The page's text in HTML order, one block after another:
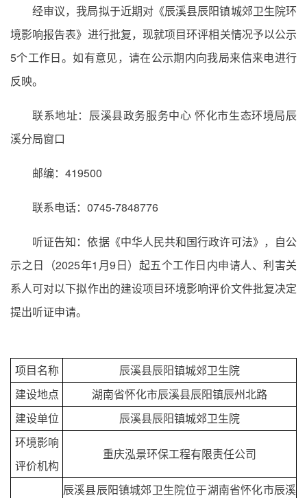
经审议，我局拟于近期对《辰溪县辰阳镇城郊卫生院环
境影响报告表》进行批复，现就项目环评相关情况予以公示
5个工作日。如有意见，请在公示期内向我局来信来电进行
反映。
联系地址：辰溪县政务服务中心 怀化市生态环境局辰
溪分局窗口
邮编：419500
联系电话：0745-7848776
听证告知：依据《中华人民共和国行政许可法》，自公
示之日（2025年1月9日）起五个工作日内申请人、利害关
系人可对以下拟作出的建设项目环境影响评价文件批复决定
提出听证申请。
项目名称
辰溪县辰阳镇城郊卫生院
建设地点
湖南省怀化市辰溪县辰阳镇辰州北路
建设单位
辰溪县辰阳镇城郊卫生院
环境影响
评价机构
重庆泓景环保工程有限责任公司
辰溪县辰阳镇城郊卫生院位于湖南省怀化市辰溪